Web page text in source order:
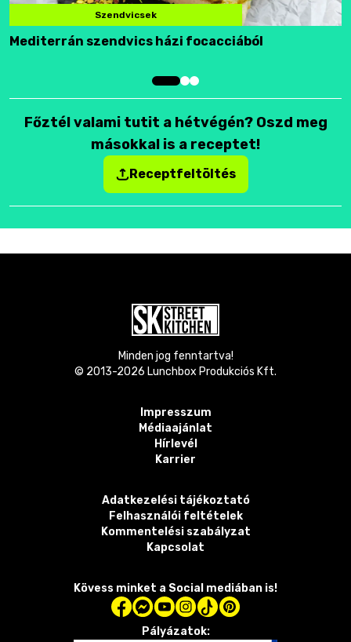
Szendvicsek
Mediterrán szendvics házi focacciából
Főztél valami tutit a hétvégén? Oszd meg
másokkal is a receptet!
Receptfeltöltés
Minden jog fenntartva!
© 2013-2026 Lunchbox Produkciós Kft.
Impresszum
Médiaajánlat
Hírlevél
Karrier
Adatkezelési tájékoztató
Felhasználói feltételek
Kommentelési szabályzat
Kapcsolat
Kövess minket a Social mediában is!
Pályázatok: